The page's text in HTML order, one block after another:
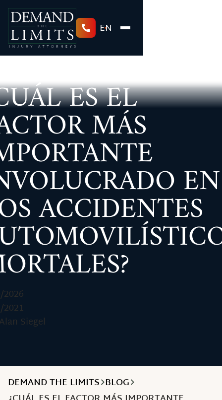
EN
ES EL
MÁS
EN
ACCIDENTES
Siegel
DEMAND THE LIMITS BLOG